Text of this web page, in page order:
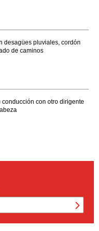
desagües pluviales, cordón
de caminos
con otro dirigente